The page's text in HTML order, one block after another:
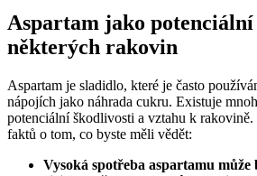
Aspartam jako
některých rakovin
Aspartam je sladidlo, které je často
nápojích jako náhrada cukru. Existuje
potenciální škodlivosti a vztahu k
faktů o tom, co byste měli vědět:
Vysoká spotřeba aspartamu může